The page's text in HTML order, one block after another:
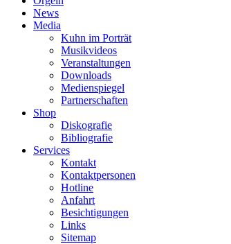
News
Media
Kuhn im Porträt
Musikvideos
Veranstaltungen
Downloads
Medienspiegel
Partnerschaften
Shop
Diskografie
Bibliografie
Services
Kontakt
Kontaktpersonen
Hotline
Anfahrt
Besichtigungen
Links
Sitemap